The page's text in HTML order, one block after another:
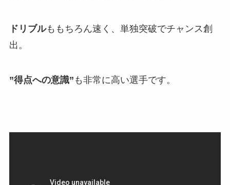
ドリブルももちろん速く、単独突破でチャンス創
出。
”得点への意識” も非常に高い選手です。